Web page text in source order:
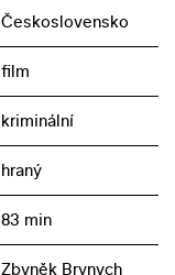
Československo
film
kriminální
hraný
83 min
Zbyněk Brynych